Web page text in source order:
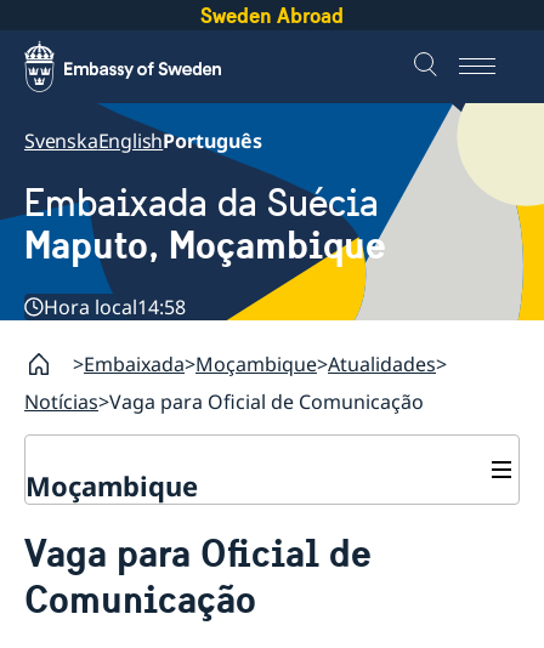
Sweden Abroad
SvenskaEnglishPortuguês
Embaixada da Suécia
Maputo, Moçambique
Hora local14:58
Embaixada Moçambique Atualidades
Notícias Vaga para Oficial de Comunicação
Moçambique
Sobre nós
Pessoal da Embaixada
Atualidades
Vaga para Oficial de
Comunicação